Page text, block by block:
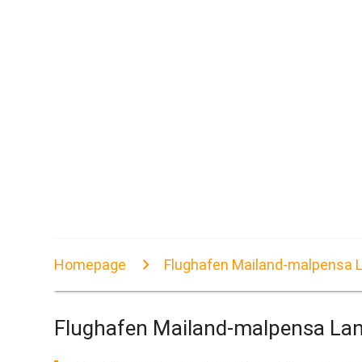
Homepage Flughafen Mailand-malpensa
Flughafen Mailand-malpensa